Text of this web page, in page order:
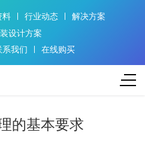
料 行业动态
解决方案
设计方案
系我们 在线购买
的基本要求